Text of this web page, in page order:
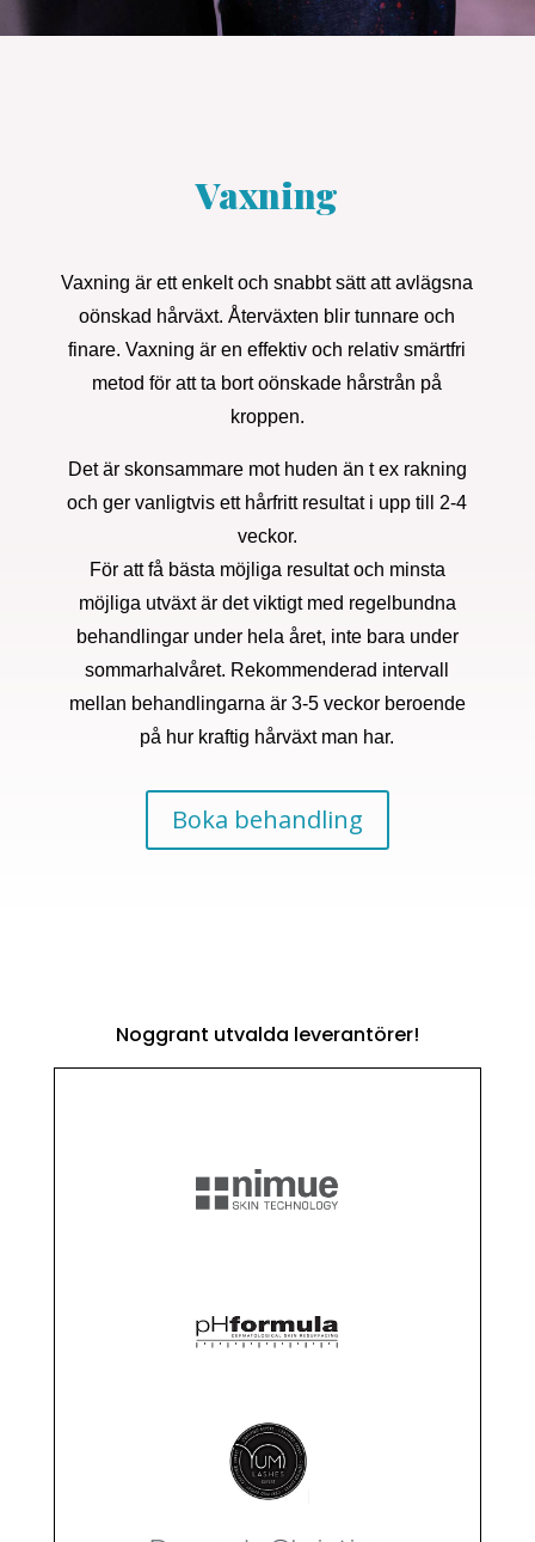
Vaxning
Vaxning är ett enkelt och snabbt sätt att avlägsna
oönskad hårväxt. Återväxten blir tunnare och
finare. Vaxning är en effektiv och relativ smärtfri
metod för att ta bort oönskade hårstrån på
kroppen.
Det är skonsammare mot huden än t ex rakning
och ger vanligtvis ett hårfritt resultat i upp till 2-4
veckor.
För att få bästa möjliga resultat och minsta
möjliga utväxt är det viktigt med regelbundna
behandlingar under hela året, inte bara under
sommarhalvåret. Rekommenderad intervall
mellan behandlingarna är 3-5 veckor beroende
på hur kraftig hårväxt man har.
Boka behandling
Noggrant utvalda leverantörer!